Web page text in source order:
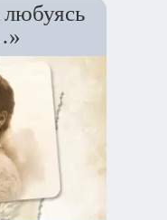
любуясь